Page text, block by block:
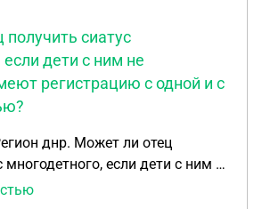
сиатус
дети с ним не
регистрацию с одной и с
днр. Может ли отец
многодетного, если дети с ним не
регистрацию с одной и с